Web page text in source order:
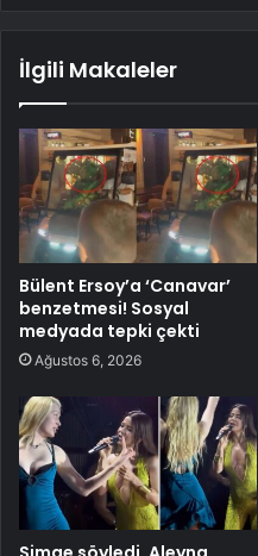
İlgili Makaleler
Bülent Ersoy’a ‘Canavar’
benzetmesi! Sosyal
medyada tepki çekti
Ağustos 6, 2026